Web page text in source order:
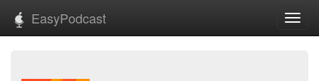
EasyPodcast